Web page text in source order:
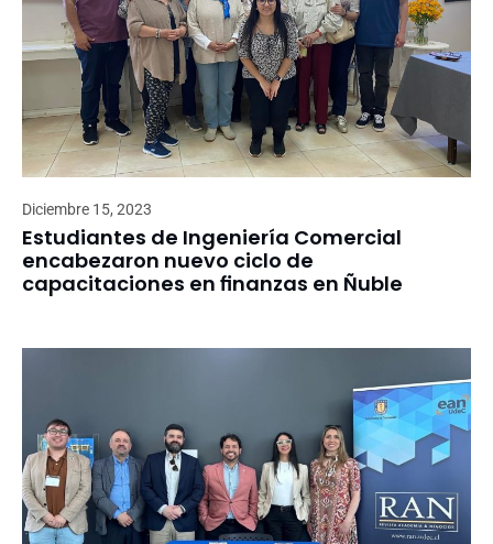
Diciembre 15, 2023
Estudiantes de Ingeniería Comercial
encabezaron nuevo ciclo de
capacitaciones en finanzas en Ñuble